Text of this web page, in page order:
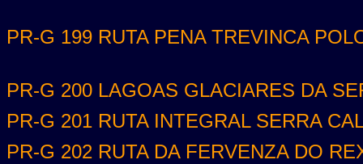
PR-G 199 RUTA PENA TREVINCA
PR-G 200 LAGOAS GLACIARES DA
PR-G 201 RUTA INTEGRAL SERRA
PR-G 202 RUTA DA FERVENZA DO